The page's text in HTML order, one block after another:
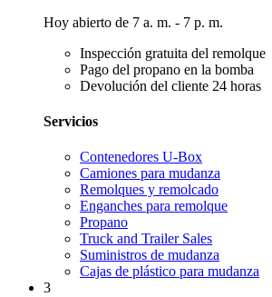
Hoy abierto de 7 a. m. - 7 p. m.
Inspección gratuita del remolque
Pago del propano en la bomba
Devolución del cliente 24 horas
Servicios
Contenedores U-Box
Camiones para mudanza
Remolques y remolcado
Enganches para remolque
Propano
Truck and Trailer Sales
Suministros de mudanza
Cajas de plástico para mudanza
3